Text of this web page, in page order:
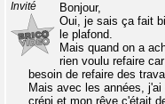
Invité
Bonjour,
Oui, je sais ça fait
le plafond.
Mais quand on a
rien voulu refaire
besoin de refaire des
Mais avec les années,
crépi et mon rêve c'était